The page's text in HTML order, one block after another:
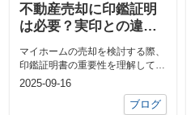
不動産売却に印鑑証明
は必要？実印との違い
やタイミングついても
解説
マイホームの売却を検討する際、
印鑑証明書の重要性を理解してお
くことが大切です。この書類は、
2025-09-16
ブログ